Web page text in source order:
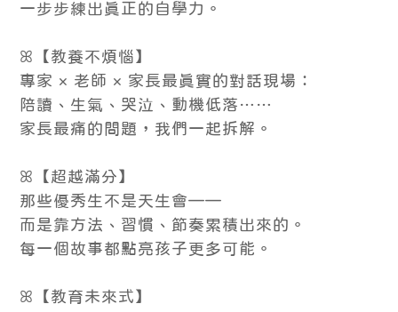
一步步練出真正的自學力。
ꕤ【教養不煩惱】
專家 × 老師 × 家長最真實的對話現場：
陪讀、生氣、哭泣、動機低落……
家長最痛的問題，我們一起拆解。
ꕤ【超越滿分】
那些優秀生不是天生會——
而是靠方法、習慣、節奏累積出來的。
每一個故事都點亮孩子更多可能。
ꕤ【教育未來式】